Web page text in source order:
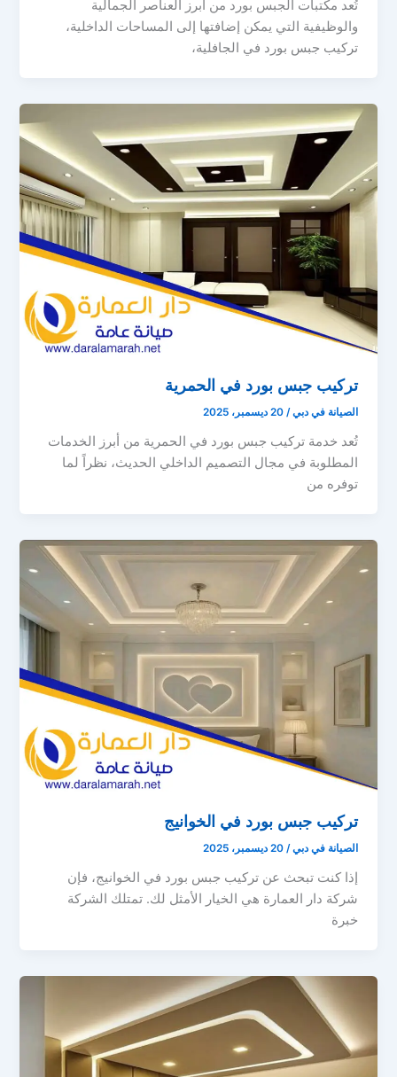
تُعد مكتبات الجبس بورد من أبرز العناصر الجمالية
والوظيفية التي يمكن إضافتها إلى المساحات الداخلية،
تركيب جبس بورد في الجافلية،
تركيب جبس بورد في الحمرية
الصيانة في دبي/20 ديسمبر، 2025
تُعد خدمة تركيب جبس بورد في الحمرية من أبرز الخدمات
المطلوبة في مجال التصميم الداخلي الحديث، نظراً لما
توفره من
تركيب جبس بورد في الخوانيج
الصيانة في دبي/20 ديسمبر، 2025
إذا كنت تبحث عن تركيب جبس بورد في الخوانيج، فإن
شركة دار العمارة هي الخيار الأمثل لك. تمتلك الشركة
خبرة